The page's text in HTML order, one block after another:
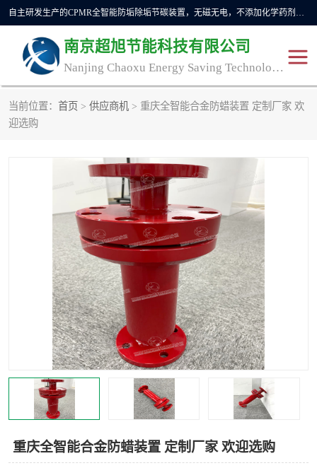
自主研发生产的CPMR全智能防垢除垢节碳装置，无磁无电，不添加化学药剂，*了国内纯物理除垢技术领域空白，其性能处于国际领先水平。广泛应用于石油炼化、钢铁冶炼、电力、煤矿、化工、供暖、压铸、汽车制造、涉水家电等行业。
南京超旭节能科技有限公司
Nanjing Chaoxu Energy Saving Technology Co., Ltd
当前位置： 首页 > 供应商机 > 重庆全智能合金防蜡装置 定制厂家 欢
迎选购
重庆全智能合金防蜡装置 定制厂家 欢迎选购
CPMR
碳装置
CPMR油田井下防垢防蜡 物理防垢器生产制造商
锅炉除垢
防垢器 CPMR商用防垢器/家用防
垢器
工业除垢 清碳燃油催化器